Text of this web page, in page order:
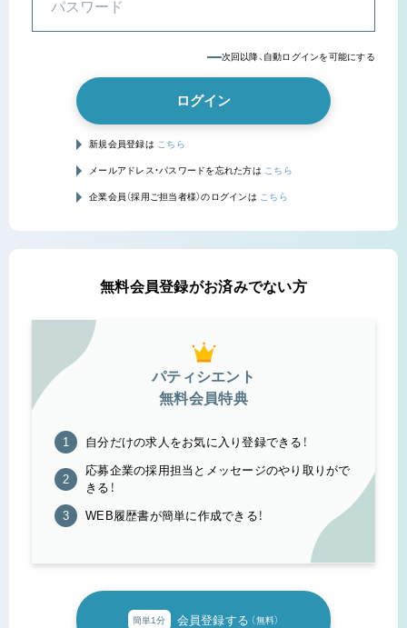
次回以降、自動ログインを可能にする
ログイン
新規会員登録は こちら
メールアドレス・パスワードを忘れた方は こちら
企業会員（採用ご担当者様）のログインは こちら
無料会員登録がお済みでない方
パティシエント
無料会員特典
自分だけの求人をお気に入り登録できる！
応募企業の採用担当とメッセージのやり取りがで
きる！
WEB履歴書が簡単に作成できる！
簡単1分 会員登録する （無料）